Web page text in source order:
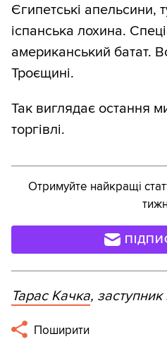
Єгипетські апельсини,
іспанська лохина.
американський батат.
Троєщині.
Так виглядає остання
торгівлі.
Отримуйте найкращі
Тарас Качка, заступник
Поширити